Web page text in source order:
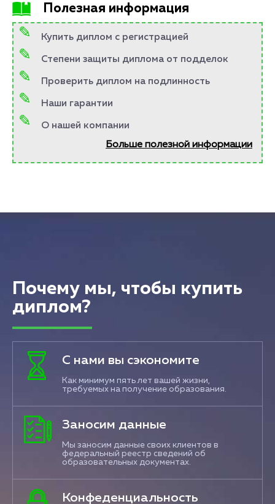
Полезная информация
Купить диплом с регистрацией
Степени защиты диплома от подделок
Проверить диплом на подлинность
Наши гарантии
О нашей компании
Больше полезной информации
Почему мы, чтобы купить
диплом?
С нами вы сэкономите
Как минимум пять лет вашей жизни,
требуемых на получение образования.
Заносим данные
Мы заносим данные своих клиентов в
федеральный реестр сведений об
образовательных документах.
Конфеденциальность